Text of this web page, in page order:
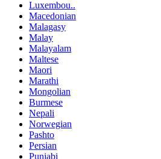
Luxembou..
Macedonian
Malagasy
Malay
Malayalam
Maltese
Maori
Marathi
Mongolian
Burmese
Nepali
Norwegian
Pashto
Persian
Punjabi